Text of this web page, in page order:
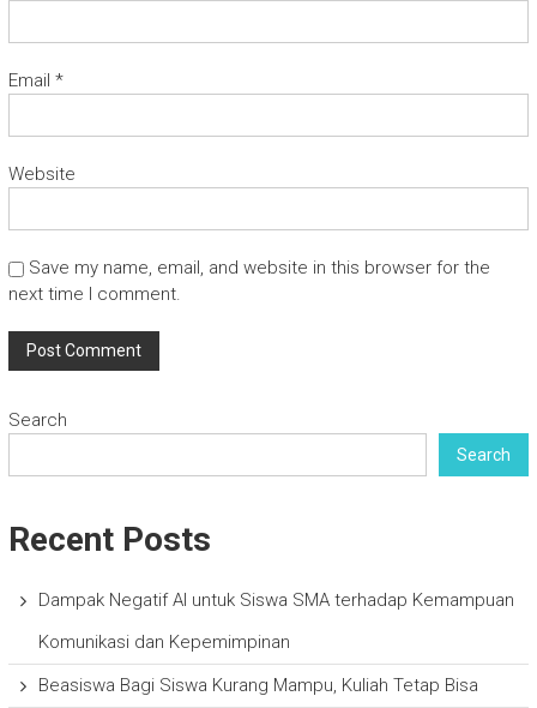
Email *
Website
Save my name, email, and website in this browser for the
next time I comment.
Search
Search
Recent Posts
Dampak Negatif AI untuk Siswa SMA terhadap Kemampuan
Komunikasi dan Kepemimpinan
Beasiswa Bagi Siswa Kurang Mampu, Kuliah Tetap Bisa